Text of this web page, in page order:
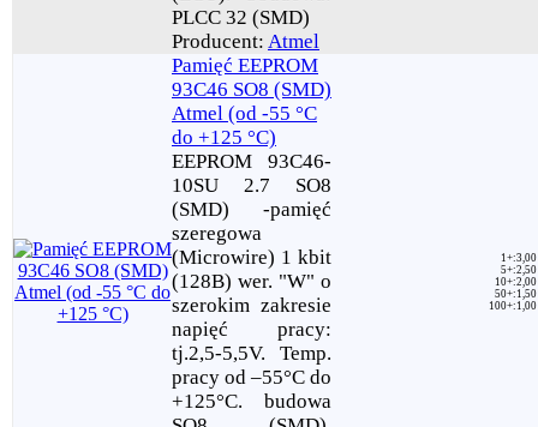
PLCC 32 (SMD)
Producent: Atmel
Pamięć EEPROM
93C46 SO8 (SMD)
Atmel (od -55 °C
do +125 °C)
EEPROM 93C46-
10SU 2.7 SO8
(SMD) -pamięć
szeregowa
(Microwire) 1 kbit
(128B) wer. "W" o
szerokim zakresie
napięć pracy:
tj.2,5-5,5V. Temp.
pracy od –55°C do
+125°C. budowa
1+:3,00
5+:2,50
10+:2,00
50+: 1,50
100+: 1,00